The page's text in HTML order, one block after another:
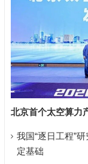
北京首个太空算力
我国“逐日工程”
定基础